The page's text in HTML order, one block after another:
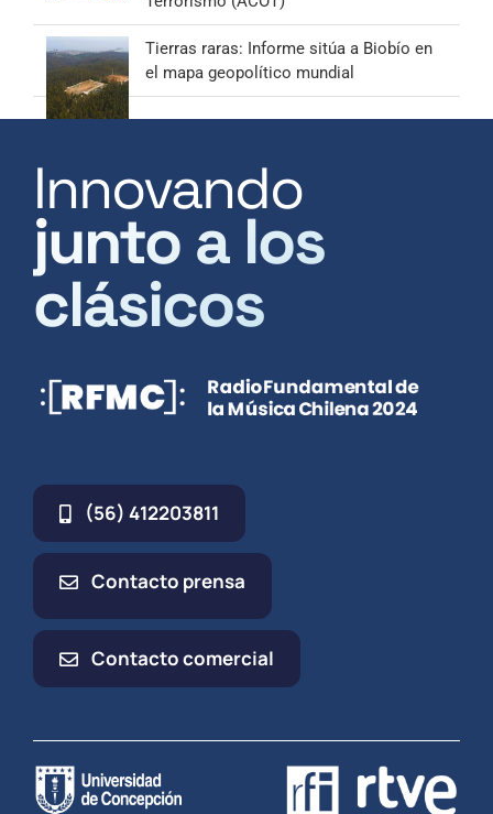
Tierras raras: Informe sitúa a Biobío en
el mapa geopolítico mundial
Innovando
junto a los
clásicos
(56) 412203811
Contacto prensa
Contacto comercial